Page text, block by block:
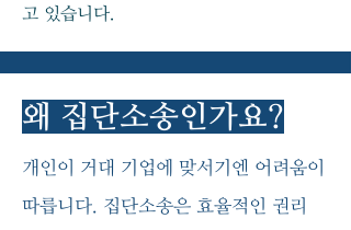
고 있습니다.
왜 집단소송인가요?
​개인이 거대 기업에 맞서기엔 어려움이
따릅니다. 집단소송은 효율적인 권리